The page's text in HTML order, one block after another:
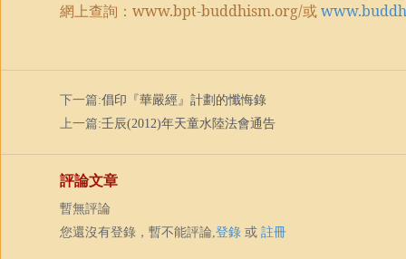
網上查詢： www.bpt-buddhism.org/或
下一篇:倡印『華嚴經』計劃的懺悔錄
上一篇:壬辰(2012)年天童水陸法會通告
評論文章
暫無評論
您還沒有登錄，暫不能評論,登錄 或 註冊